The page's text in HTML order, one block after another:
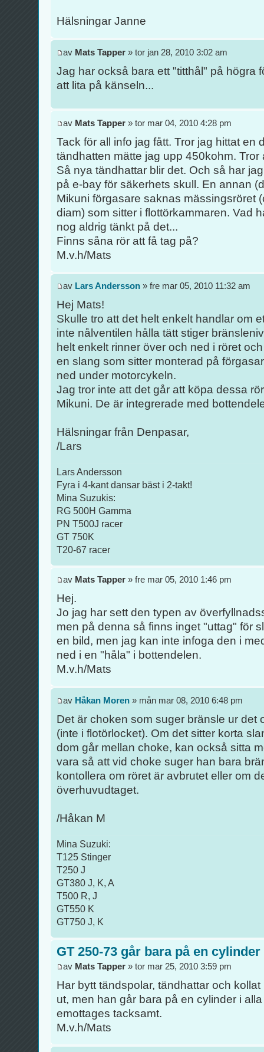
Hälsningar Janne
av Mats Tapper » tor jan 28, 2010 3:02 am
Jag har också bara ett "titthål" på högra
att lita på känseln...
av Mats Tapper » tor mar 04, 2010 4:28 pm
Tack för all info jag fått. Tror jag hittat en
tändhatten mätte jag upp 450kohm.
Så nya tändhattar blir det. Och så har
på e-bay för säkerhets skull. En annan
Mikuni förgasare saknas mässingsröret
diam) som sitter i flottörkammaren. Vad
nog aldrig tänkt på det...
Finns såna rör att få tag på?
M.v.h/Mats
av Lars Andersson » fre mar 05, 2010 11:32 am
Hej Mats!
Skulle tro att det helt enkelt handlar om
inte nålventilen hålla tätt stiger
helt enkelt rinner över och ned i röret
en slang som sitter monterad på
ned under motorcykeln.
Jag tror inte att det går att köpa dessa
Mikuni. De är integrerade med
Hälsningar från Denpasar,
/Lars
Lars Andersson
Fyra i 4-kant dansar bäst i 2-takt!
Mina Suzukis:
RG 500H Gamma
PN T500J racer
GT 750K
T20-67 racer
av Mats Tapper » fre mar 05, 2010 1:46 pm
Hej.
Jo jag har sett den typen av
men på denna så finns inget "uttag" för
en bild, men jag kan inte infoga den i
ned i en "håla" i bottendelen.
M.v.h/Mats
av Håkan Moren » mån mar 08, 2010 6:48 pm
Det är choken som suger bränsle ur det
(inte i flotörlocket). Om det sitter korta
dom går mellan choke, kan också sitta
vara så att vid choke suger han bara
kontollera om röret är avbrutet eller om
överhuvudtaget.
/Håkan M
Mina Suzuki:
T125 Stinger
T250 J
GT380 J, K, A
T500 R, J
GT550 K
GT750 J, K
GT 250-73 går bara på en cylinder
av Mats Tapper » tor mar 25, 2010 3:59 pm
Har bytt tändspolar, tändhattar och
ut, men han går bara på en cylinder i
emottages tacksamt.
M.v.h/Mats